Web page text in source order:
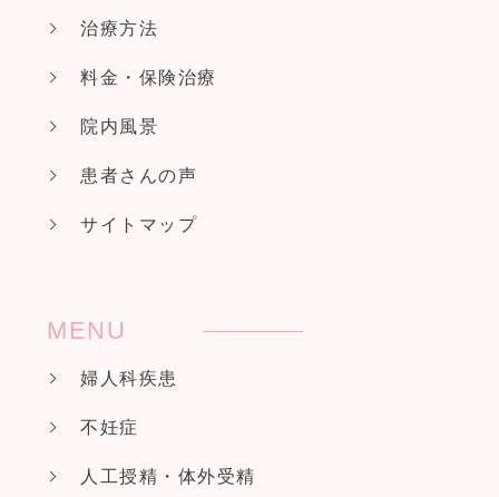
治療方法
料金・保険治療
院内風景
患者さんの声
サイトマップ
MENU
婦人科疾患
不妊症
人工授精・体外受精